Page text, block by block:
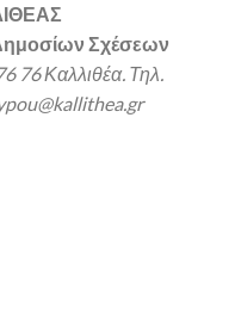
Σχέσεων
76 Καλλιθέα. Τηλ.